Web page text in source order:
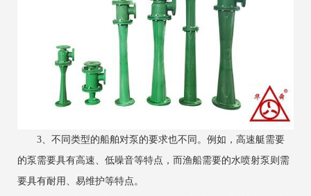
3、不同类型的船舶对泵的要求也不同。例如，高速艇需要
的泵需要具有高速、低噪音等特点，而渔船需要的水喷射泵则需
要具有耐用、易维护等特点。